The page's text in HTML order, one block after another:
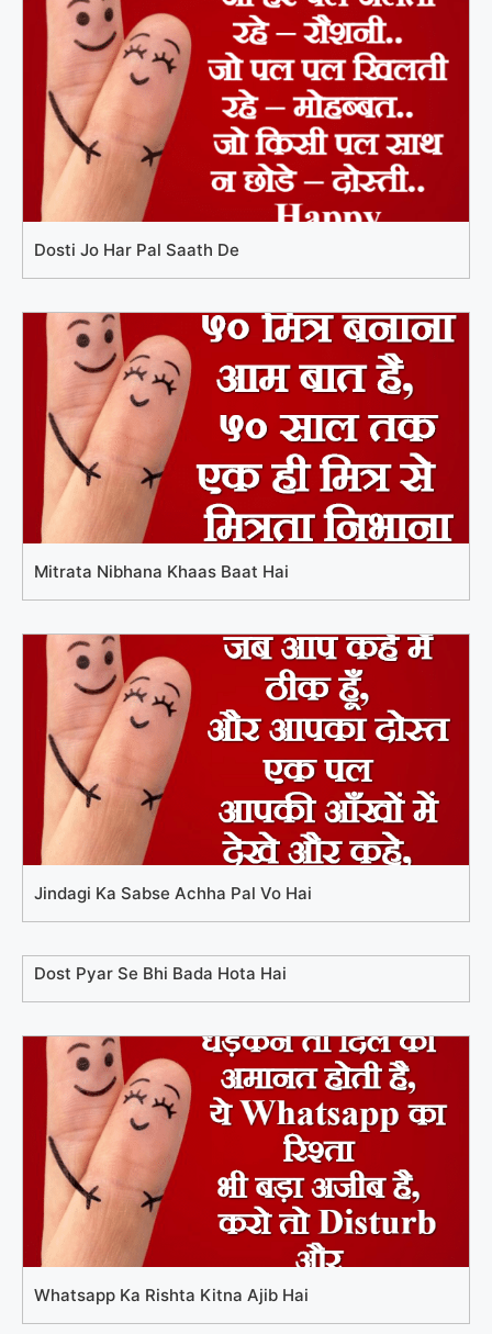
Dosti Jo Har Pal Saath De
Mitrata Nibhana Khaas Baat Hai
Jindagi Ka Sabse Achha Pal Vo Hai
Dost Pyar Se Bhi Bada Hota Hai
Whatsapp Ka Rishta Kitna Ajib Hai